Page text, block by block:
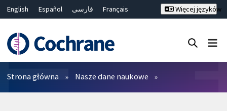
English Español فارسی
Français
Bahasa Malaysia
ไทย
繁體中文
简体中文
Więcej języków
Filtry
Strona główna Nasze dane naukowe